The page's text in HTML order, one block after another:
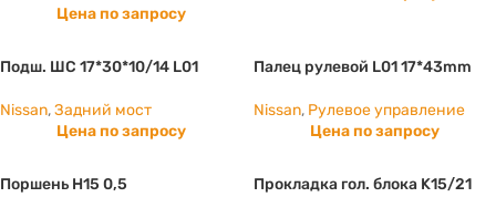
Цена по запросу
Подш. ШС 17*30*10/14 L01
Nissan,Задний мост
Цена по запросу
Палец рулевой L01 17*43mm
Nissan, Рулевое управление
Цена по запросу
Поршень H15 0,5 Прокладка гол. блока K15/21